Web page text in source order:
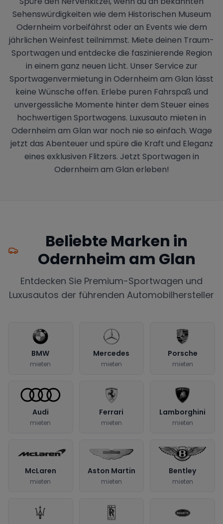
Sehenswürdigkeiten wie dem Historischen Museum
Odernheim vorbeifährst oder an Events wie dem
jährlichen Weinfest teilnimmst. Miete deinen Traum-
Sportwagen und entdecke die faszinierende Region
in einem ganz neuen Licht. Unser Service zur
Sportwagenvermietung in Odernheim am Glan lässt
keine Wünsche offen. Erlebe puren Fahrspaß und
unvergessliche Momente hinter dem Steuer eines
hochwertigen Sportwagens. Luxusauto mieten in
Odernheim am Glan war noch nie so einfach. Wage
jetzt das Abenteuer und spüre die Kraft und Eleganz
eines exklusiven Flitzers. Jetzt Sportwagen in
Odernheim am Glan erleben!
Beliebte Marken in
Odernheim am Glan
Entdecken Sie Premium-Sportwagen und
Luxusautos der führenden Automobilhersteller
BMW
mieten
Mercedes
mieten
Porsche
mieten
Audi
mieten
Ferrari
mieten
Lamborghini
mieten
McLaren
mieten
Aston Martin
mieten
Bentley
mieten